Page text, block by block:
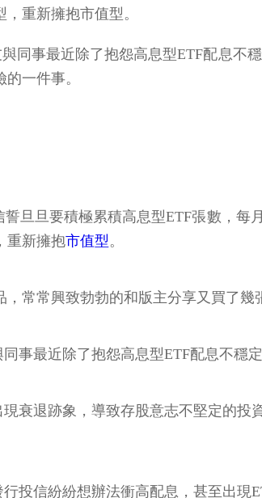
重新擁抱市值型。
同事最近除了抱怨高息型ETF配息不
一件事。
旦旦要積極累積高息型ETF張數，每
重新擁抱市值型 。
常常興致勃勃的和版主分享又買了幾
事最近除了抱怨高息型ETF配息不穩
衰退跡象，導致存股意志不堅定的投
投信紛紛想辦法衝高配息，甚至出現